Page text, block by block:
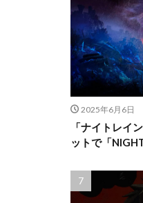
2025年6月6日
「ナイトレイ
ットで「